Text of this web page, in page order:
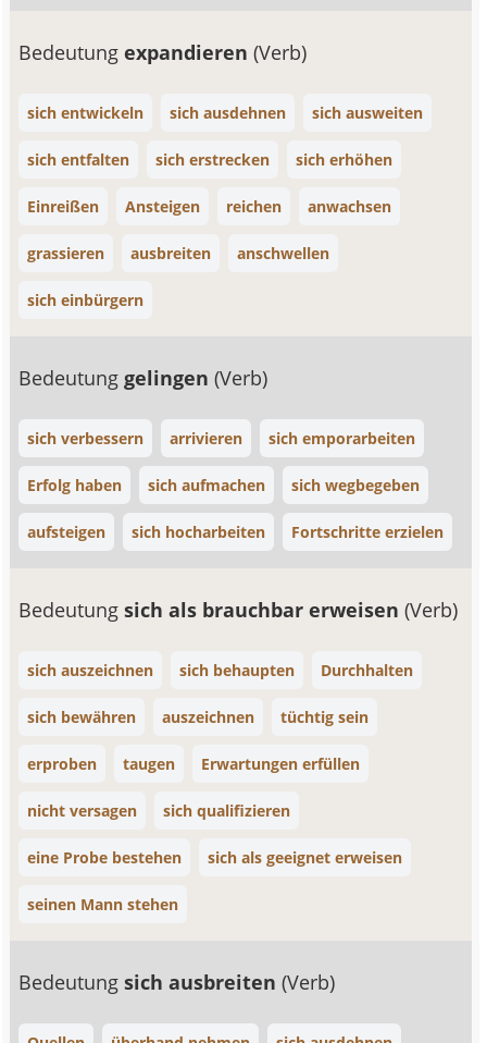
Bedeutungexpandieren(Verb)
sich entwickeln sich ausdehnen sich ausweiten
sich entfalten sich erstrecken sich erhöhen
Einreißen Ansteigen reichen anwachsen
grassieren ausbreiten anschwellen
sich einbürgern
Bedeutunggelingen(Verb)
sich verbessern arrivieren sich emporarbeiten
Erfolg haben sich aufmachen sich wegbegeben
aufsteigen sich hocharbeiten Fortschritte erzielen
Bedeutungsich als brauchbar erweisen(Verb)
sich auszeichnen sich behaupten Durchhalten
sich bewähren auszeichnen tüchtig sein
erproben taugen Erwartungen erfüllen
nicht versagen sich qualifizieren
eine Probe bestehen sich als geeignet erweisen
seinen Mann stehen
Bedeutungsich ausbreiten(Verb)